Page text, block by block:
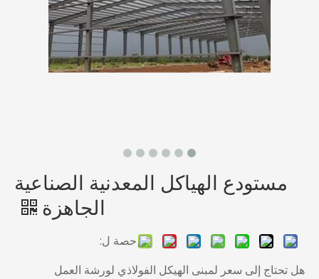
مستودع الهياكل المعدنية الصناعية
الجاهزة
حصة ل:
هل تحتاج إلى سعر لمبنى الهيكل الفولاذي لورشة العمل